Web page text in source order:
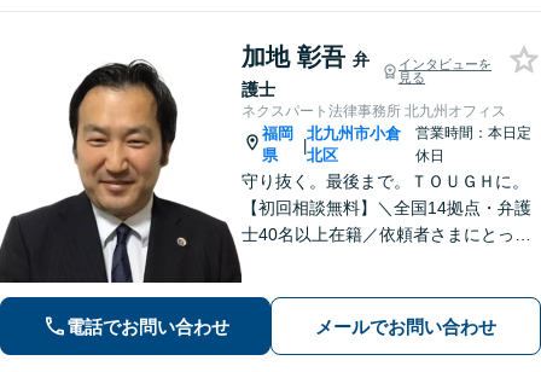
活かした総合力で課題解決をサポート
します。お悩みの方はご相談くださ
い。
加地 彰吾 弁
護士
インタビューを
見る
ネクスパート法律事務所 北九州オフィス
福岡
県
|
北九州市小倉
北区
営業時間：本日定
休日
守り抜く。最後まで。ＴＯＵＧＨに。
【初回相談無料】＼全国14拠点・弁護
士40名以上在籍／依頼者さまにとって
題/相続/交通事故/刑事事件など、ご相
談ください【夜間・休日対応】
電話でお問い合わせ メールでお問い合わせ